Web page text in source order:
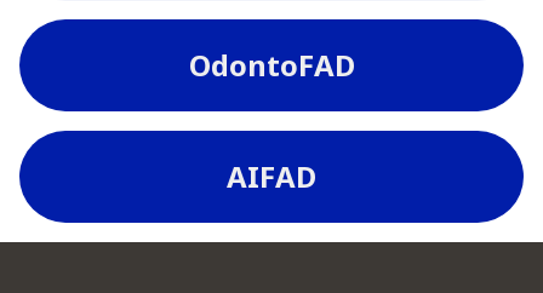
OdontoFAD
AIFAD